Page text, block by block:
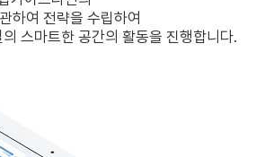
하여 전략을 수립하여
스마트한 공간의 활동을 진행합니다.